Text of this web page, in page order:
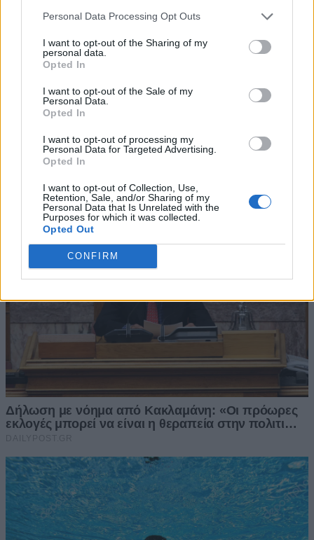
Personal Data Processing Opt Outs
I want to opt-out of the Sharing of my
personal data.
Opted In
I want to opt-out of the Sale of my
Personal Data.
Opted In
I want to opt-out of processing my
Personal Data for Targeted Advertising.
Opted In
I want to opt-out of Collection, Use,
Retention, Sale, and/or Sharing of my
Personal Data that Is Unrelated with the
Purposes for which it was collected.
Opted Out
CONFIRM